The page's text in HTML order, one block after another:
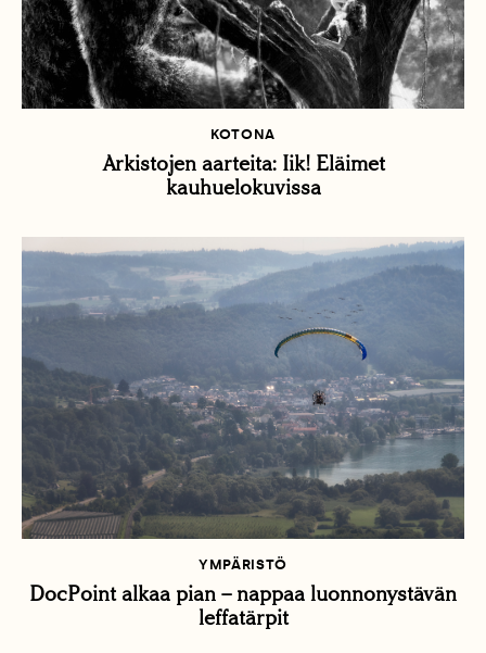
KOTONA
Arkistojen aarteita: Iik! Eläimet
kauhuelokuvissa
YMPÄRISTÖ
DocPoint alkaa pian – nappaa luonnonystävän
leffatärpit